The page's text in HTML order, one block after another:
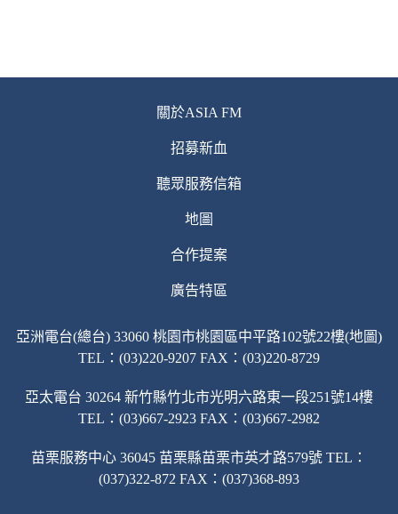
關於ASIA FM
招募新血
聽眾服務信箱
地圖
合作提案
廣告特區
亞洲電台(總台) 33060 桃園市桃園區中平路102號22樓(地圖)
TEL：(03)220-9207 FAX：(03)220-8729
亞太電台 30264 新竹縣竹北市光明六路東一段251號14樓
TEL：(03)667-2923 FAX：(03)667-2982
苗栗服務中心 36045 苗栗縣苗栗市英才路579號 TEL：
(037)322-872 FAX：(037)368-893